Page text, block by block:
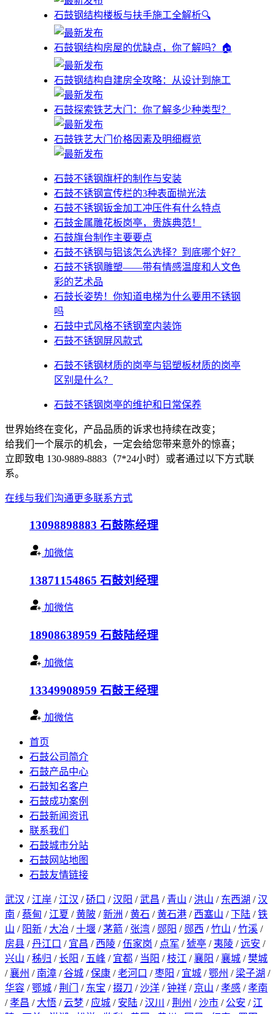
石鼓钢结构楼板与扶手施工全解析🔍
石鼓钢结构房屋的优缺点，你了解吗？🏠
石鼓钢结构自建房全攻略：从设计到施工
石鼓探索铁艺大门：你了解多少种类型？
石鼓铁艺大门价格因素及明细概览
石鼓不锈钢旗杆的制作与安装
石鼓不锈钢宣传栏的3种表面抛光法
石鼓不锈钢钣金加工冲压件有什么特点
石鼓金属雕花板岗亭，贵族典范！
石鼓旗台制作主要要点
石鼓不锈钢与铝该怎么选择？到底哪个好？
石鼓不锈钢雕塑——带有情感温度和人文色
彩的艺术品
石鼓​长姿势！你知道电梯为什么要用不锈钢
吗
石鼓中式风格不锈钢室内装饰
石鼓不锈钢屏风款式
石鼓不锈钢材质的岗亭与铝塑板材质的岗亭
区别是什么？
石鼓不锈钢岗亭的维护和日常保养
世界始终在变化，产品品质的诉求也持续在改变；
给我们一个展示的机会，一定会给您带来意外的惊喜；
立即致电 130-9889-8883（7*24小时）或者通过以下方式联
系。
在线与我们沟通更多联系方式
13098898883 石鼓陈经理
加微信
13871154865 石鼓刘经理
加微信
18908638959 石鼓陆经理
加微信
13349908959 石鼓王经理
加微信
首页
石鼓公司简介
石鼓产品中心
石鼓知名客户
石鼓成功案例
石鼓新闻资讯
联系我们
石鼓城市分站
石鼓网站地图
石鼓友情链接
武汉 / 江岸 / 江汉 /硚口 /汉阳 /武昌 / 青山 / 洪山 / 东西湖 /汉
南 /蔡甸 / 江夏 /黄陂 /新洲 /黄石 /黄石港 / 西塞山 /下陆 /铁
山 / 阳新 / 大冶 /十堰 /茅箭 / 张湾 / 郧阳 / 郧西 /竹山 /竹溪 /
房县 /丹江口 / 宜昌 / 西陵 /伍家岗 / 点军 /猇亭 / 夷陵 /远安 /
兴山 /秭归 /长阳 / 五峰 / 宜都 / 当阳 /枝江 /襄阳 /襄城 /樊城
/襄州 / 南漳 /谷城 /保康 /老河口 /枣阳 / 宜城 /鄂州 / 梁子湖 /
华容 /鄂城 /荆门 / 东宝 /掇刀 /沙洋 /钟祥 / 京山 /孝感 /孝南
/孝昌 / 大悟 /云梦 / 应城 / 安陆 /汉川 /荆州 /沙市 / 公安 / 江